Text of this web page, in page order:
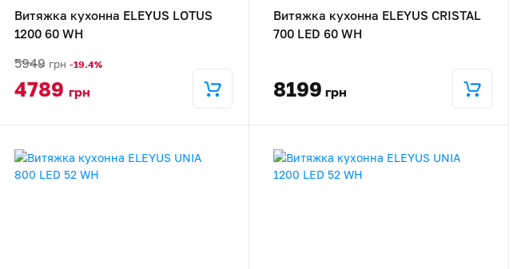
Витяжка кухонна ELEYUS LOTUS
1200 60 WH
5949 грн -19.4%
4789 грн
Витяжка кухонна ELEYUS CRISTAL
700 LED 60 WH
8199 грн